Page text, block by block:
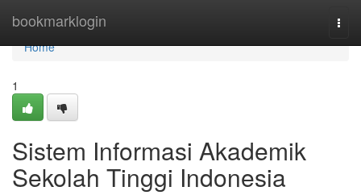
bookmarklogin
Home
Home
1
Sistem Informasi Akademik
Sekolah Tinggi Indonesia